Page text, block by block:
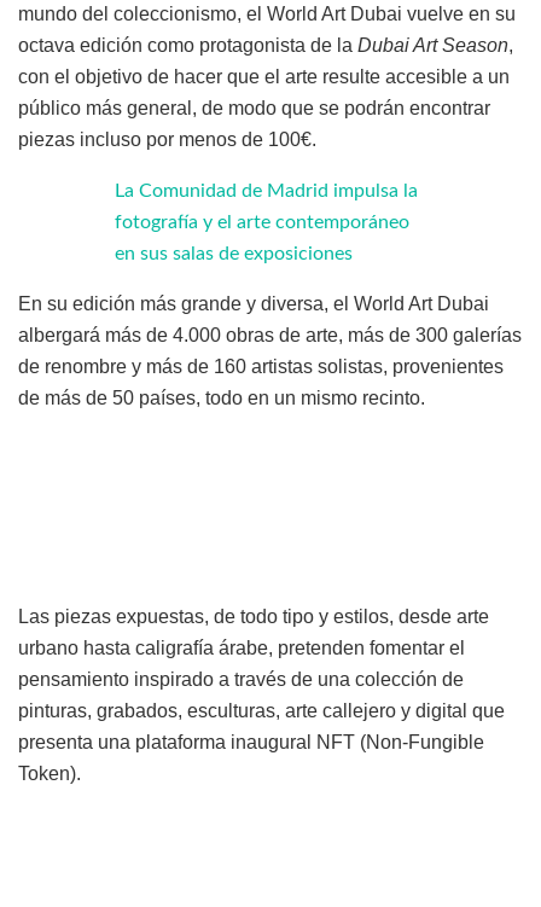
mundo del coleccionismo, el World Art Dubai vuelve en su
octava edición como protagonista de la Dubai Art Season,
con el objetivo de hacer que el arte resulte accesible a un
público más general, de modo que se podrán encontrar
piezas incluso por menos de 100€.
La Comunidad de Madrid impulsa la
fotografía y el arte contemporáneo
en sus salas de exposiciones
En su edición más grande y diversa, el World Art Dubai
albergará más de 4.000 obras de arte, más de 300 galerías
de renombre y más de 160 artistas solistas, provenientes
de más de 50 países, todo en un mismo recinto.
Las piezas expuestas, de todo tipo y estilos, desde arte
urbano hasta caligrafía árabe, pretenden fomentar el
pensamiento inspirado a través de una colección de
pinturas, grabados, esculturas, arte callejero y digital que
presenta una plataforma inaugural NFT (Non-Fungible
Token).